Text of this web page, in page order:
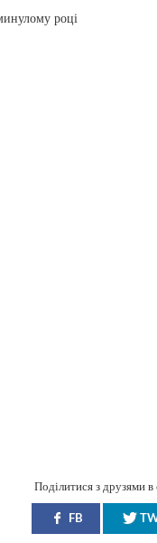
році
Поділитися з друзями
FB